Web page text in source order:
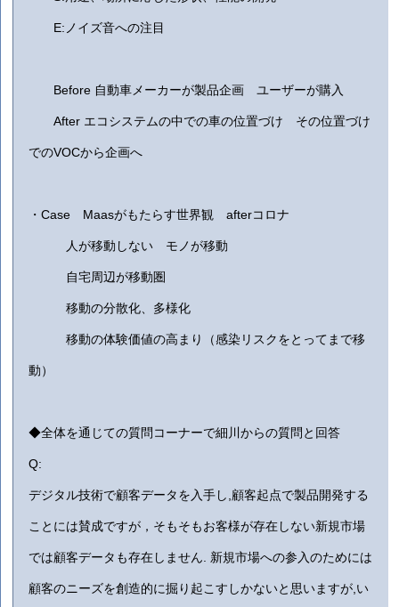
E:ノイズ音への注目
Before 自動車メーカーが製品企画 ユーザーが購入
After エコシステムの中での車の位置づけ その位置づけ
でのVOCから企画へ
・Case Maasがもたらす世界観 afterコロナ
人が移動しない モノが移動
自宅周辺が移動圏
移動の分散化、多様化
移動の体験価値の高まり（感染リスクをとってまで移
動）
◆全体を通じての質問コーナーで細川からの質問と回答
Q:
デジタル技術で顧客データを入手し,顧客起点で製品開発する
ことには賛成ですが，そもそもお客様が存在しない新規市場
では顧客データも存在しません. 新規市場への参入のためには
顧客のニーズを創造的に掘り起こすしかないと思いますが,い